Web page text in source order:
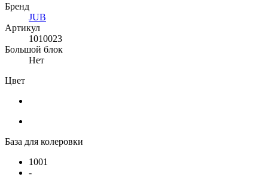
Бренд
JUB
Артикул
1010023
Большой блок
Нет
Цвет
База для колеровки
1001
-